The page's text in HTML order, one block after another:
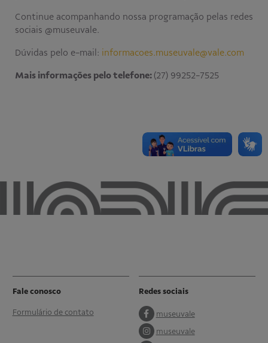
Continue acompanhando nossa programação pelas redes
sociais @museuvale.
Dúvidas pelo e-mail: informacoes.museuvale@vale.com
Mais informações pelo telefone: (27) 99252-7525
Fale conosco
Formulário de contato
Redes sociais
museuvale
museuvale